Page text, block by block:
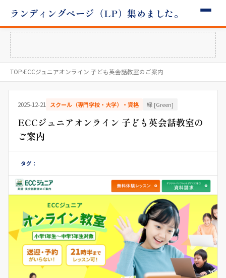
ランディングページ（LP）集めました。
TOP›ECCジュニアオンライン 子ども英会話教室のご案内
2025-12-21 スクール（専門学校・大学）・資格 緑 [Green]
ECCジュニアオンライン 子ども英会話教室の
ご案内
タグ：